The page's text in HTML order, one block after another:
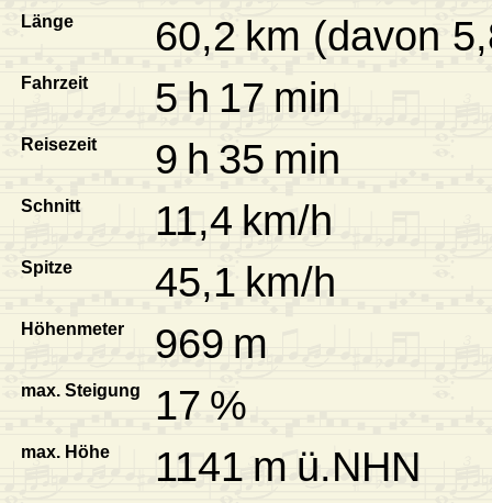
Länge 60,2 km (davon
Fahrzeit 5 h 17 min
Reisezeit 9 h 35 min
Schnitt 11,4 km/h
Spitze 45,1 km/h
Höhenmeter 969 m
max. Steigung 17 %
max. Höhe 1141 m ü.NHN